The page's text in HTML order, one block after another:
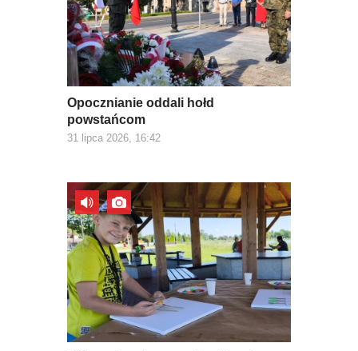
Opocznianie oddali hołd
powstańcom
31 lipca 2026, 16:42